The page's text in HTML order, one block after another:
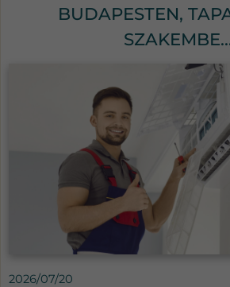
BUDAPESTEN,
2026/07/20